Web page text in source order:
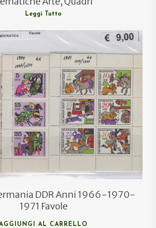
Leggi Tutto
€13,50
€9,00
DDR Anni 1966-1970-
1971 Favole
AL CARRELLO